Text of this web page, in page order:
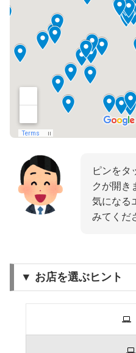
ピンをタ
クが開き
気になる
みてくだ
▼ お店を選ぶヒント